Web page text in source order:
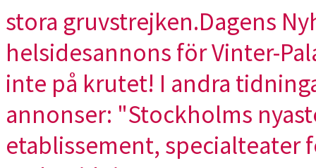
stora gruvstrejken.Dagens
helsidesannons för Vinter-
inte på krutet! I andra
annonser: "Stockholms
etablissement, specialteater